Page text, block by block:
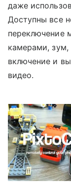
даже
Доступны все
переключение
камерами, зум,
включение и
видео.